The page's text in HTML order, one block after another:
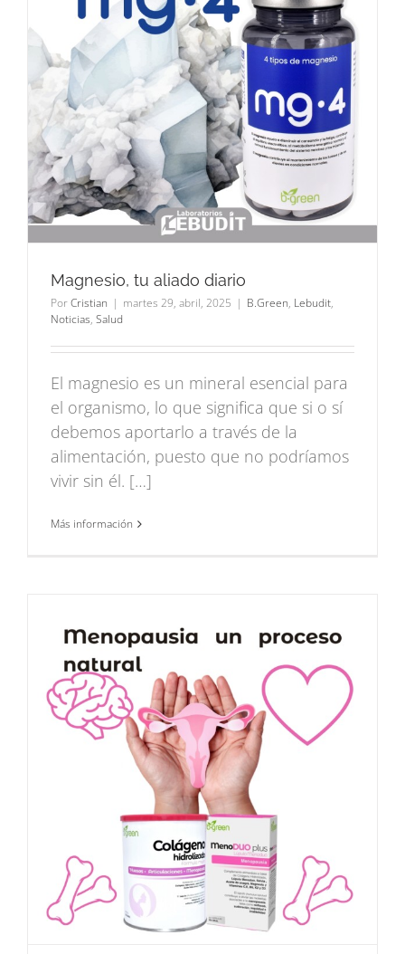
Magnesio, tu aliado diario
PorCristian | martes 29, abril, 2025 | B.Green, Lebudit,
Noticias, Salud
El magnesio es un mineral esencial para
el organismo, lo que significa que si o sí
debemos aportarlo a través de la
alimentación, puesto que no podríamos
vivir sin él. […]
Más información